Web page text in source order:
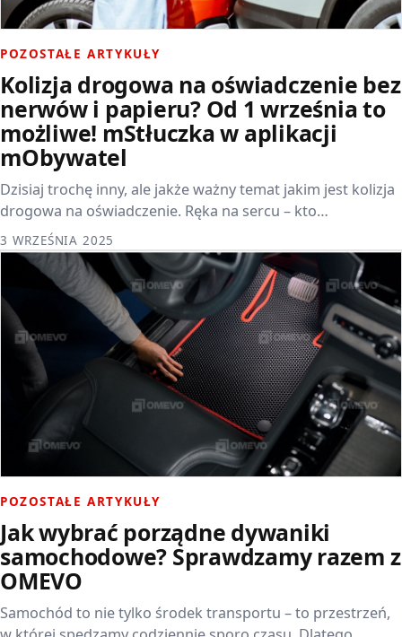
POZOSTAŁE ARTYKUŁY
Kolizja drogowa na oświadczenie bez
nerwów i papieru? Od 1 września to
możliwe! mStłuczka w aplikacji
mObywatel
Dzisiaj trochę inny, ale jakże ważny temat jakim jest kolizja
drogowa na oświadczenie. Ręka na sercu – kto…
3 WRZEŚNIA 2025
POZOSTAŁE ARTYKUŁY
Jak wybrać porządne dywaniki
samochodowe? Sprawdzamy razem z
OMEVO
Samochód to nie tylko środek transportu – to przestrzeń,